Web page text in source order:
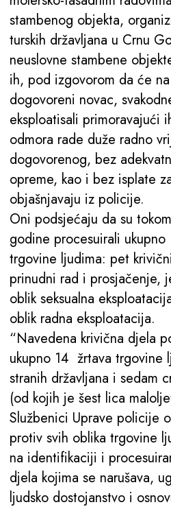
stambenog objekta,
turskih državljana u Crnu
neuslovne stambene
ih, pod izgovorom da će
dogovoreni novac,
eksploatisali primoravajući
odmora rade duže radno
dogovorenog, bez
opreme, kao i bez isplate
objašnjavaju iz policije.
Oni podsjećaju da su
godine procesuirali
trgovine ljudima: pet
prinudni rad i prosjačenje,
oblik seksualna
oblik radna eksploatacija.
“Navedena krivična djela
ukupno 14 žrtava trgovine
stranih državljana i sedam
(od kojih je šest lica
Službenici Uprave policije
protiv svih oblika trgovine
na identifikaciji i
djela kojima se narušava,
ljudsko dostojanstvo i